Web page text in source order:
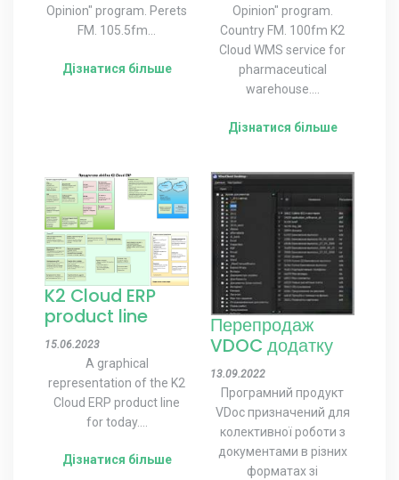
Opinion" program. Perets
FM. 105.5fm...
Дізнатися більше
Opinion" program.
Country FM. 100fm K2
Cloud WMS service for
pharmaceutical
warehouse....
Дізнатися більше
K2 Cloud ERP
product line
15.06.2023
A graphical
representation of the K2
Cloud ERP product line
for today....
Дізнатися більше
Перепродаж
VDOC додатку
13.09.2022
Програмний продукт
VDoc призначений для
колективної роботи з
документами в різних
форматах зі